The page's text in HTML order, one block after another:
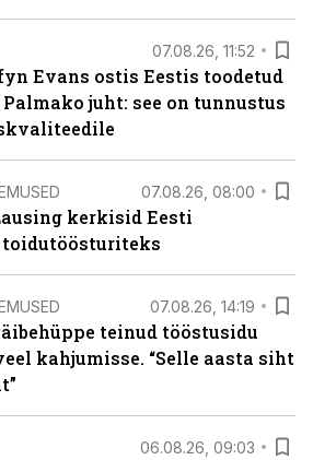
07.08.26, 11:52
Evans ostis Eestis toodetud
juht: see on tunnustus
07.08.26, 08:00
kerkisid Eesti
07.08.26, 14:19
teinud tööstusidu
kahjumisse. “Selle aasta siht
06.08.26, 09:03